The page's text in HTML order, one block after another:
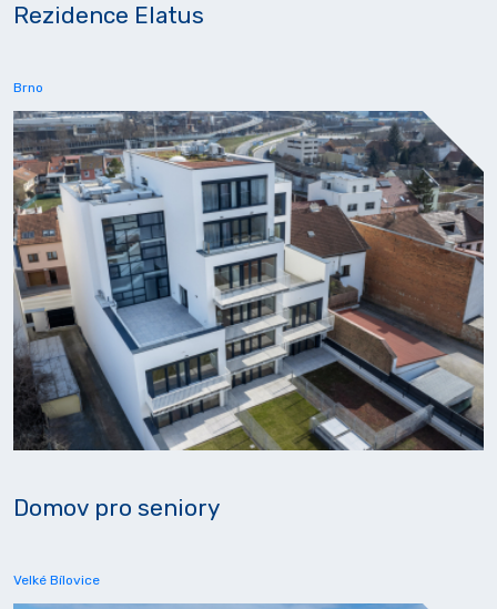
Rezidence Elatus
Brno
Domov pro seniory
Velké Bílovice